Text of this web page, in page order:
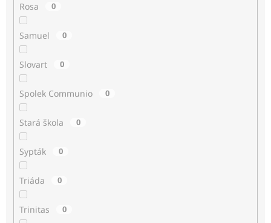
Rosa 0
Samuel 0
Slovart 0
Spolek Communio 0
Stará škola 0
Sypták 0
Triáda 0
Trinitas 0